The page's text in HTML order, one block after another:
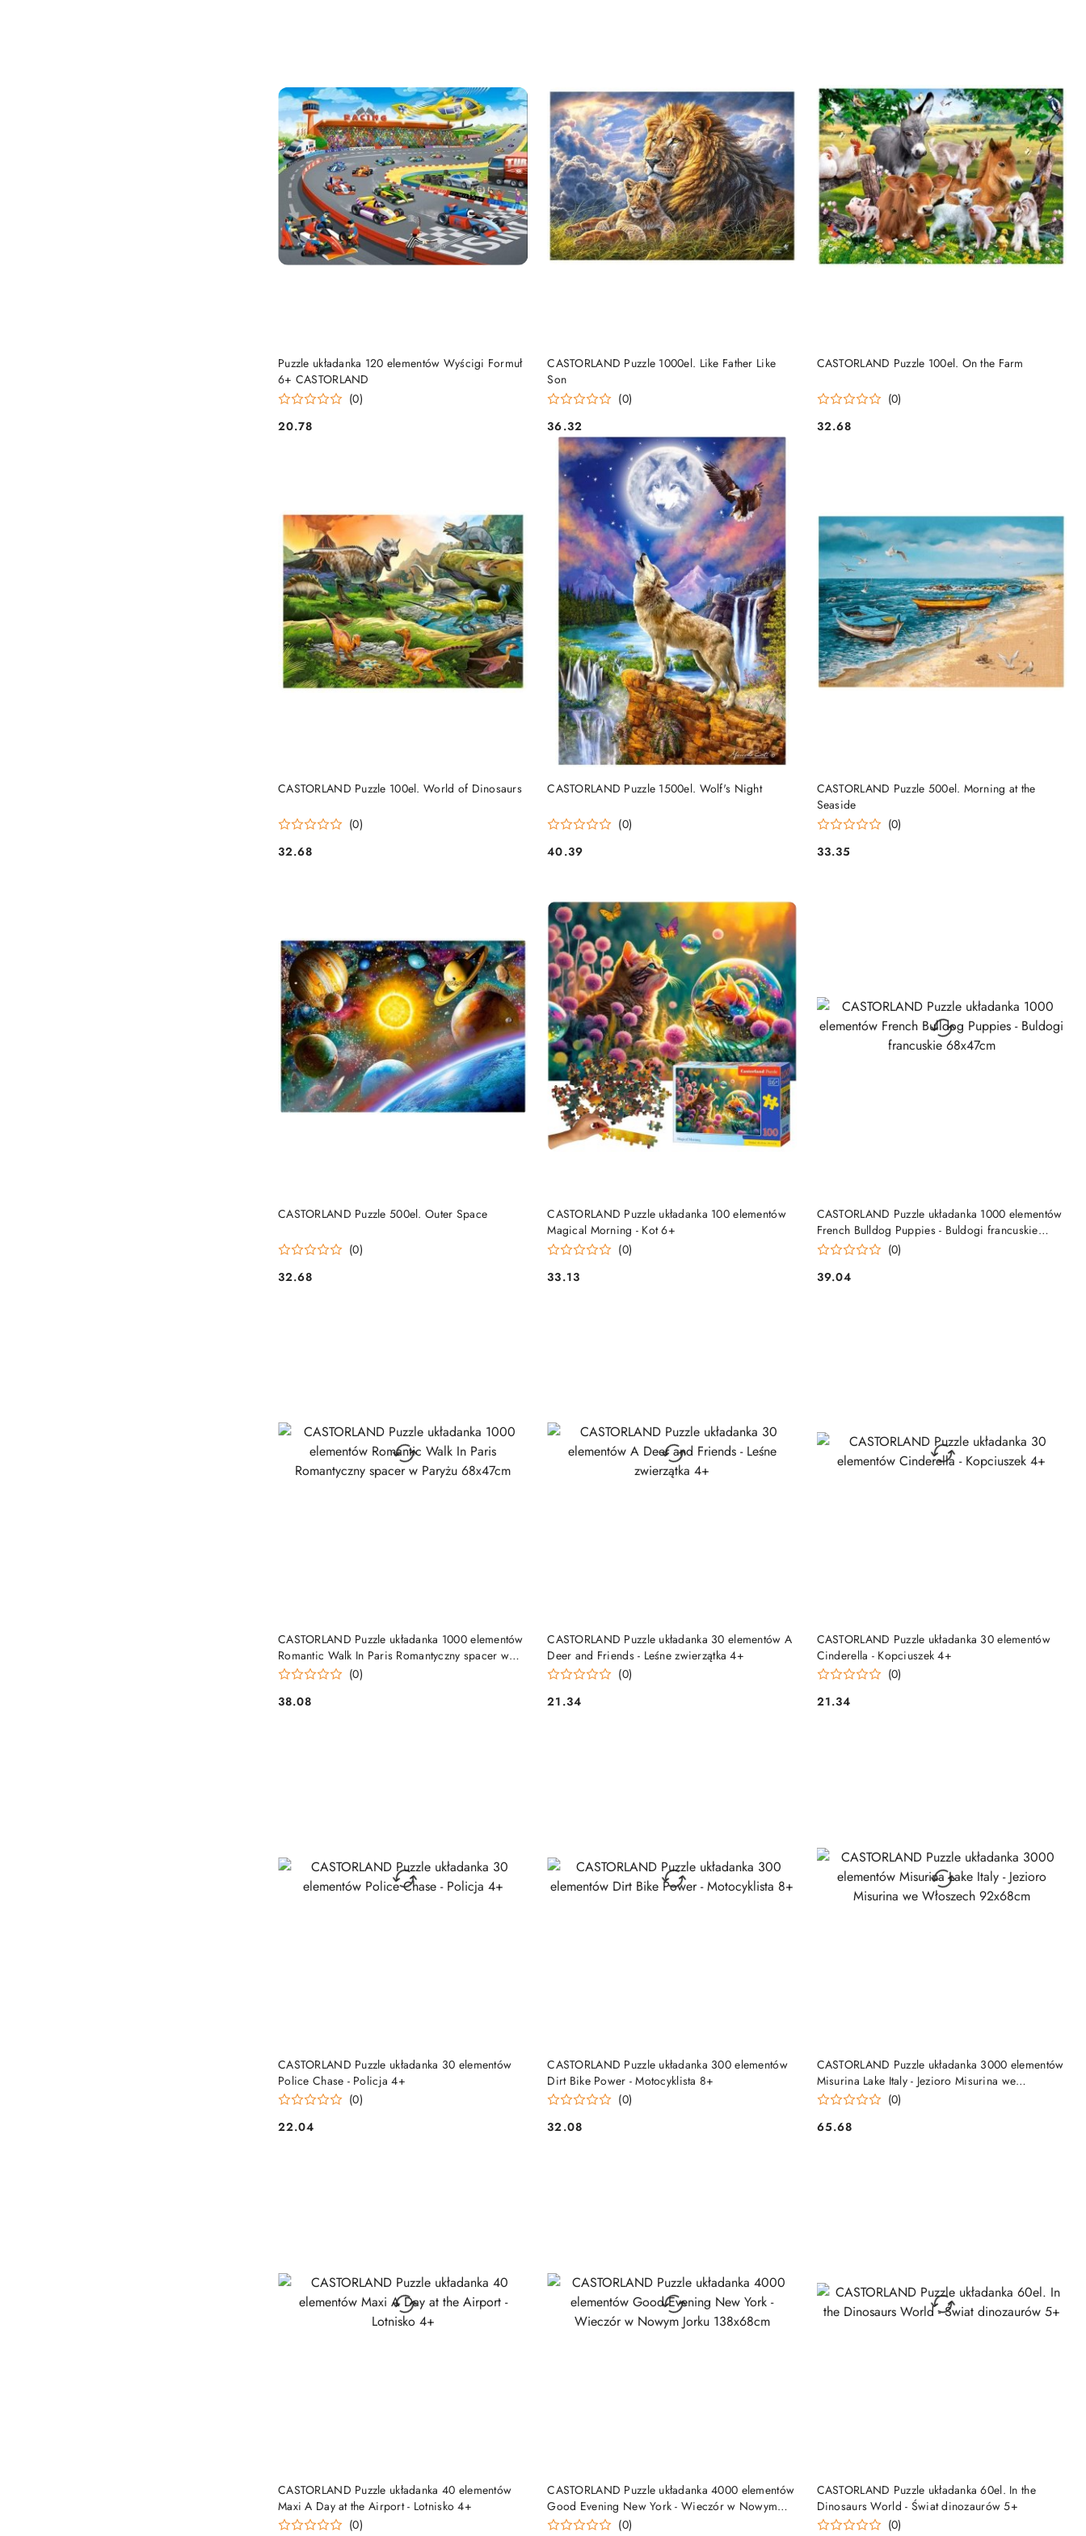
Puzzle układanka 120 elementów Wyścigi Formuł
6+ CASTORLAND
(0)
Cena:
20.78
PRODUKT NIEDOSTĘPNY
CASTORLAND Puzzle 1000el. Like Father Like
Son
(0)
Cena:
36.32
PRODUKT NIEDOSTĘPNY CASTORLAND Puzzle 100el. On the Farm
(0)
Cena:
32.68
PRODUKT NIEDOSTĘPNY
CASTORLAND Puzzle 100el. World of Dinosaurs
(0)
Cena:
32.68
PRODUKT NIEDOSTĘPNY CASTORLAND Puzzle 1500el. Wolf's Night
(0)
Cena:
40.39
PRODUKT NIEDOSTĘPNY
CASTORLAND Puzzle 500el. Morning at the
Seaside
(0)
Cena:
33.35
PRODUKT NIEDOSTĘPNY
CASTORLAND Puzzle 500el. Outer Space
(0)
Cena:
32.68
PRODUKT NIEDOSTĘPNY
CASTORLAND Puzzle układanka 100 elementów
Magical Morning - Kot 6+
(0)
Cena:
33.13
PRODUKT NIEDOSTĘPNY
CASTORLAND Puzzle układanka 1000 elementów
French Bulldog Puppies - Buldogi francuskie
68x47cm
(0)
Cena:
39.04
PRODUKT NIEDOSTĘPNY
CASTORLAND Puzzle układanka 1000 elementów
Romantic Walk In Paris Romantyczny spacer w
Paryżu 68x47cm
(0)
Cena:
38.08
PRODUKT NIEDOSTĘPNY
CASTORLAND Puzzle układanka 30 elementów A
Deer and Friends - Leśne zwierzątka 4+
(0)
Cena:
21.34
PRODUKT NIEDOSTĘPNY
CASTORLAND Puzzle układanka 30 elementów
Cinderella - Kopciuszek 4+
(0)
Cena:
21.34
PRODUKT NIEDOSTĘPNY
CASTORLAND Puzzle układanka 30 elementów
Police Chase - Policja 4+
(0)
Cena:
22.04
PRODUKT NIEDOSTĘPNY
CASTORLAND Puzzle układanka 300 elementów
Dirt Bike Power - Motocyklista 8+
(0)
Cena:
32.08
PRODUKT NIEDOSTĘPNY
CASTORLAND Puzzle układanka 3000 elementów
Misurina Lake Italy - Jezioro Misurina we
Włoszech 92x68cm
(0)
Cena:
65.68
PRODUKT NIEDOSTĘPNY
CASTORLAND Puzzle układanka 40 elementów
Maxi A Day at the Airport - Lotnisko 4+
(0)
PRODUKT NIEDOSTĘPNY
CASTORLAND Puzzle układanka 4000 elementów
Good Evening New York - Wieczór w Nowym
Jorku 138x68cm
(0)
PRODUKT NIEDOSTĘPNY
CASTORLAND Puzzle układanka 60el. In the
Dinosaurs World - Świat dinozaurów 5+
(0)
PRODUKT NIEDOSTĘPNY